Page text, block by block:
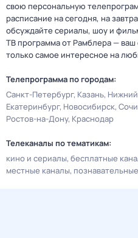
свою персональную
расписание на сегодня, на
обсуждайте сериалы, шоу и
ТВ программа от Рамблера —
только самое интересное на
Телепрограмма по городам:
Санкт-Петербург Казань
Екатеринбург Новосибирск Сочи
Ростов-на-Дону Краснодар
Телеканалы по тематикам:
кино и сериалы бесплатные
местные каналы познавательные